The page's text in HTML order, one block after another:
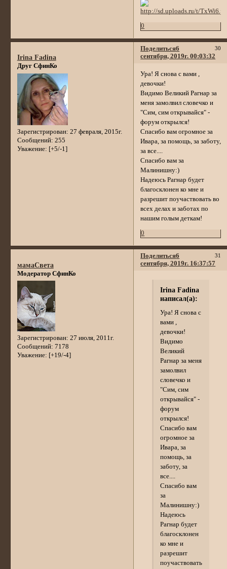
0
Поделиться 30
6
сентября, 2019г. 00:03:32
Irina Fadina
Друг СфинКо
Зарегистрирован: 27 февраля, 2015г.
Сообщений: 255
Уважение: [+5/-1]
Ура! Я снова с вами ,
девочки!
Видимо Великий Рагнар за
меня замолвил словечко и
"Сим, сим открывайся" -
форум открылся!
Спасибо вам огромное за
Ивара, за помощь, за заботу,
за все....
Спасибо вам за
Малинишну:)
Надеюсь Рагнар будет
благосклонен ко мне и
разрешит поучаствовать во
всех делах и заботах по
нашим голым деткам!
0
Поделиться 31
6
сентября, 2019г. 16:37:57
мамаСвета
Модератор СфинКо
Зарегистрирован: 27 июля, 2011г.
Сообщений: 7178
Уважение: [+19/-4]
Irina Fadina
написал(а):
Ура! Я снова с
вами ,
девочки!
Видимо
Великий
Рагнар за меня
замолвил
словечко и
"Сим, сим
открывайся" -
форум
открылся!
Спасибо вам
огромное за
Ивара, за
помощь, за
заботу, за
все....
Спасибо вам
за
Малинишну:)
Надеюсь
Рагнар будет
благосклонен
ко мне и
разрешит
поучаствовать